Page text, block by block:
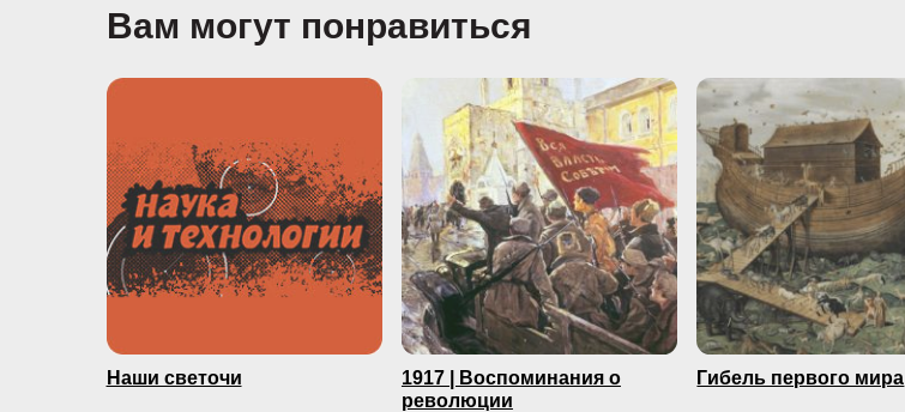
Вам могут понравиться
Наши светочи
1917 | Воспоминания о
революции
Гибель первого мира